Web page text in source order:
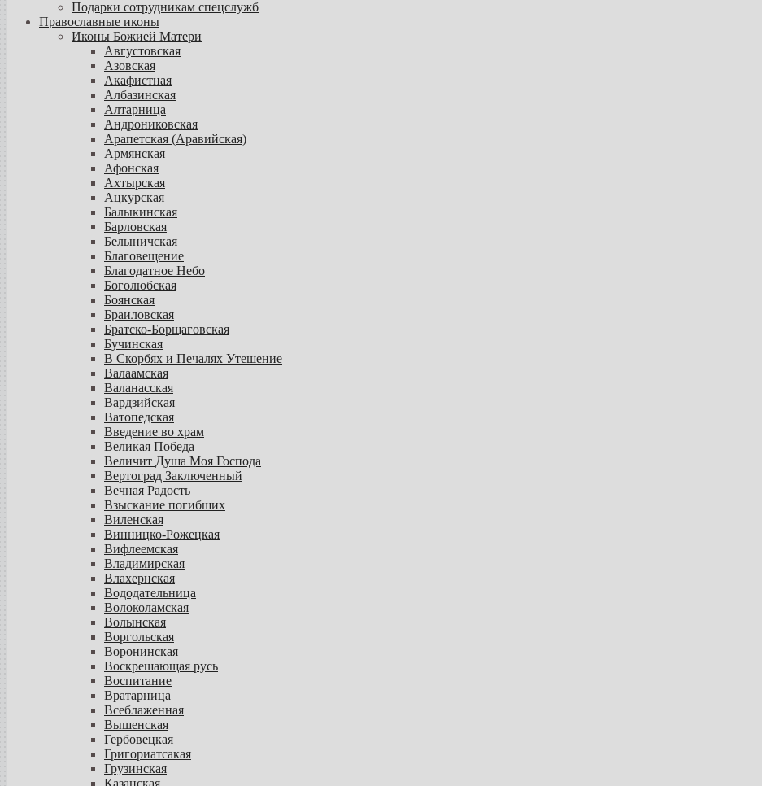
Подарки сотрудникам спецслужб
Православные иконы
Иконы Божией Матери
Августовская
Азовская
Акафистная
Албазинская
Алтарница
Андрониковская
Арапетская (Аравийская)
Армянская
Афонская
Ахтырская
Ацкурская
Балыкинская
Барловская
Белыничская
Благовещение
Благодатное Небо
Боголюбская
Боянская
Браиловская
Братско-Борщаговская
Бучинская
В Скорбях и Печалях Утешение
Валаамская
Валанасская
Вардзийская
Ватопедская
Введение во храм
Великая Победа
Величит Душа Моя Господа
Вертоград Заключенный
Вечная Радость
Взыскание погибших
Виленская
Винницко-Рожецкая
Вифлеемская
Владимирская
Влахернская
Вододательница
Волоколамская
Волынская
Воргольская
Воронинская
Воскрешающая русь
Воспитание
Вратарница
Всеблаженная
Вышенская
Гербовецкая
Григориатсакая
Грузинская
Казанская